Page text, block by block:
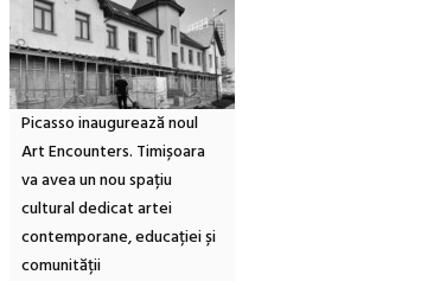
Picasso inaugurează noul
Art Encounters. Timișoara
va avea un nou spațiu
cultural dedicat artei
contemporane, educației și
comunității